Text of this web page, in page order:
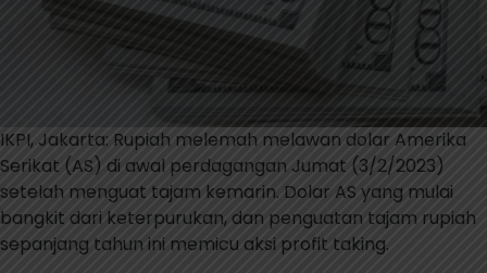
IKPI, Jakarta: Rupiah melemah melawan dolar Amerika
Serikat (AS) di awal perdagangan Jumat (3/2/2023)
setelah menguat tajam kemarin. Dolar AS yang mulai
bangkit dari keterpurukan, dan penguatan tajam rupiah
sepanjang tahun ini memicu aksi profit taking.